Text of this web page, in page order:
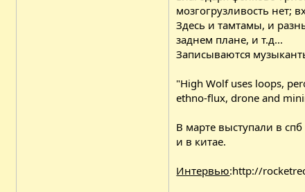
мозгогрузливость нет;
Здесь и тамтамы, и
заднем плане, и т.д...
Записываются
"High Wolf uses loops,
ethno-flux, drone and
В марте выступали в
и в китае.
Интервью:http://